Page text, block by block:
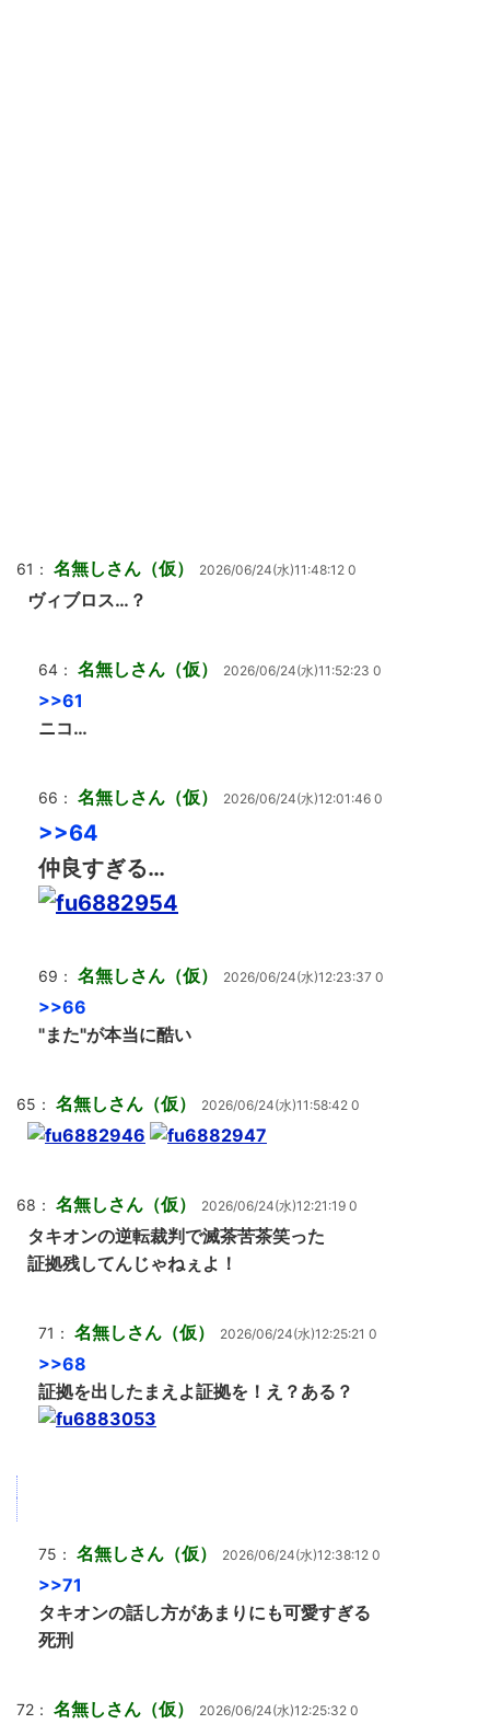
61： 名無しさん（仮） 2026/06/24(水)11:48:12 0
ヴィブロス…？
64： 名無しさん（仮） 2026/06/24(水)11:52:23 0
>>61
ニコ…
66： 名無しさん（仮） 2026/06/24(水)12:01:46 0
>>64
仲良すぎる…
69： 名無しさん（仮） 2026/06/24(水)12:23:37 0
>>66
"また"が本当に酷い
65： 名無しさん（仮） 2026/06/24(水)11:58:42 0
68： 名無しさん（仮） 2026/06/24(水)12:21:19 0
タキオンの逆転裁判で滅茶苦茶笑った
証拠残してんじゃねぇよ！
71： 名無しさん（仮） 2026/06/24(水)12:25:21 0
>>68
証拠を出したまえよ証拠を！え？ある？
75： 名無しさん（仮） 2026/06/24(水)12:38:12 0
>>71
タキオンの話し方があまりにも可愛すぎる
死刑
72： 名無しさん（仮） 2026/06/24(水)12:25:32 0